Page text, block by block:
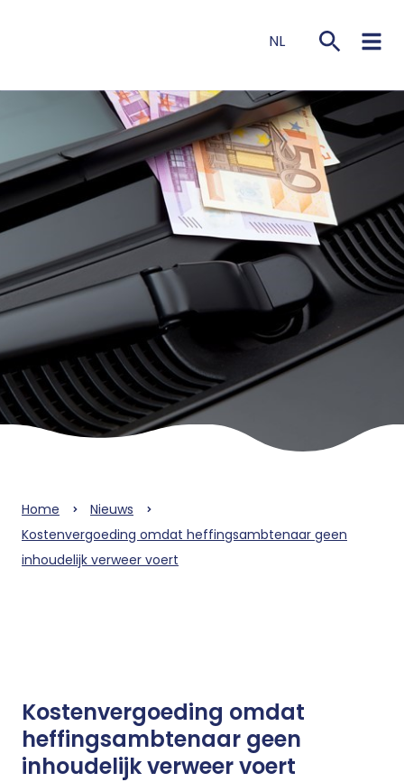
NL
Home
Nieuws
Kostenvergoeding omdat heffingsambtenaar geen
inhoudelijk verweer voert
Kostenvergoeding omdat
heffingsambtenaar geen
inhoudelijk verweer voert